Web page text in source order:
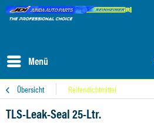
Menü
Übersicht Reifendichtmittel
TLS-Leak-Seal 25-Ltr.